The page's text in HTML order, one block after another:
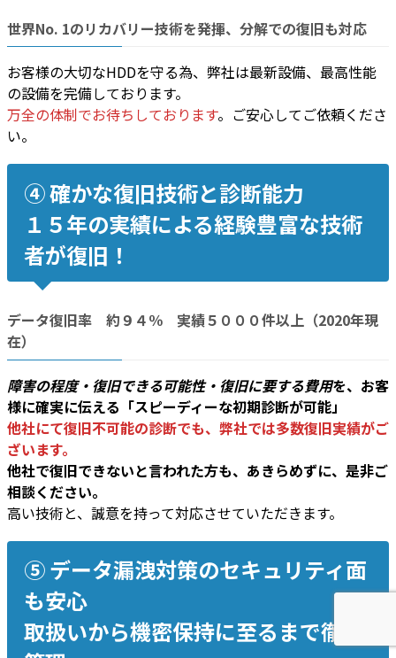
世界No. 1のリカバリー技術を発揮、 分解での復旧も対応
お客様の大切なHDDを守る為、弊社は最新設備、最高性能
の設備を完備しております。
万全の体制でお待ちしております。ご安心してご依頼くださ
い。
④ 確かな復旧技術と診断能力
１５年の実績による経験豊富な技術
者が復旧！
データ復旧率 約９４％ 実績５０００件以上（2020年現
在）
障害の程度・復旧できる可能性・復旧に要する費用を、お客
様に確実に伝える「スピーディーな初期診断が可能」
他社にて復旧不可能の診断でも、弊社では多数復旧実績がご
ざいます。
他社で復旧できないと言われた方も、あきらめずに、是非ご
相談ください。
高い技術と、誠意を持って対応させていただきます。
⑤ データ漏洩対策のセキュリティ面
も安心
取扱いから機密保持に至るまで徹底